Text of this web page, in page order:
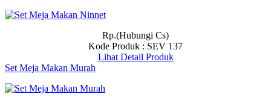
Rp.(Hubungi Cs)
Kode Produk : SEV 137
Lihat Detail Produk
Set Meja Makan Murah